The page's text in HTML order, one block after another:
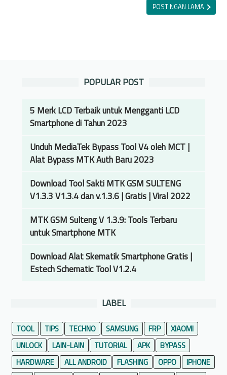
Y
k
k
a
s
t
b
POSTINGAN LAMA
POPULAR POST
5 Merk LCD Terbaik untuk Mengganti LCD
Smartphone di Tahun 2023
Unduh MediaTek Bypass Tool V4 oleh MCT |
Alat Bypass MTK Auth Baru 2023
Download Tool Sakti MTK GSM SULTENG
V1.3.3 V1.3.4 dan v.1.3.6 | Gratis | Viral 2022
MTK GSM Sulteng V 1.3.9: Tools Terbaru
untuk Smartphone MTK
Download Alat Skematik Smartphone Gratis |
Estech Schematic Tool V1.2.4
LABEL
TOOL TIPS TECHNO SAMSUNG FRP
XIAOMI
UNLOCK
LAIN-LAIN TUTORIAL APK
BYPASS
HARDWARE
ALL ANDROID FLASHING OPPO
IPHONE